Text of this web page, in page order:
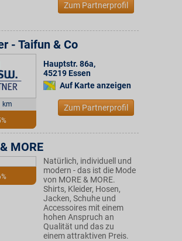
Zum Partnerprofil
km
- Taifun & Co
Hauptstr. 86a,
45219 Essen
Auf Karte anzeigen
Zum Partnerprofil
MORE
Natürlich, individuell und
modern - das ist die Mode
von MORE & MORE.
Shirts, Kleider, Hosen,
Jacken, Schuhe und
Accessoires mit einem
hohen Anspruch an
Qualität und das zu
einem attraktiven Preis.